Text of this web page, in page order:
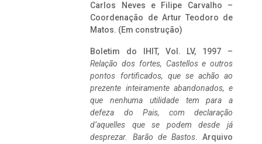
Carlos Neves e Filipe Carvalho –
Coordenação de Artur Teodoro de
Matos. (Em construção)
Boletim do IHIT, Vol. LV, 1997 –
Relação dos fortes, Castellos e outros
pontos fortificados, que se achão ao
prezente inteiramente abandonados, e
que nenhuma utilidade tem para a
defeza do Pais, com declaração
d’aquelles que se podem desde já
desprezar. Barão de Bastos. Arquivo